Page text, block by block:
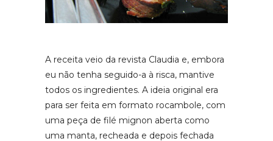
A receita veio da revista Claudia e, embora
eu não tenha seguido-a à risca, mantive
todos os ingredientes. A ideia original era
para ser feita em formato rocambole, com
uma peça de filé mignon aberta como
uma manta, recheada e depois fechada